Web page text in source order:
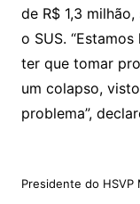
de R$ 1,3
o SUS.
ter que tomar
um colapso,
problema”,
Presidente do HSVP